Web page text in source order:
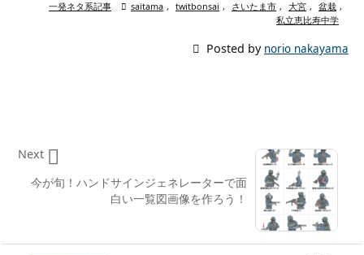
一発ネタ系記事
 saitama , twitbonsai , さいたま市 , 大宮 , 盆栽 ,
私立恵比寿中学
 Posted by norio nakayama
今が旬！ハンドサインジェネレーターで面
白い一覧図画像を作ろう！

Next